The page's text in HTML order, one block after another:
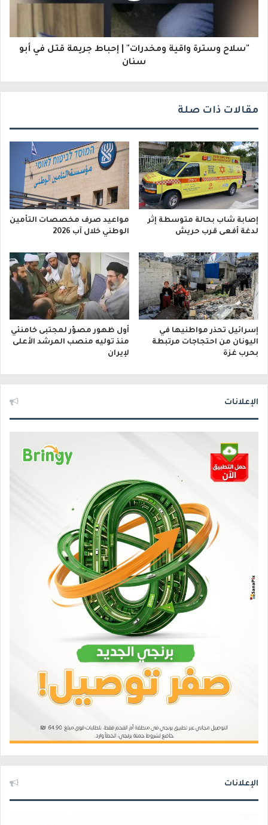
"سلاح وسترة واقية ومخدرات" | إحباط جريمة قتل في أبو
سنان
مقالات ذات صلة
إصابة شاب بحالة متوسطة إثر
لدغة أفعى قرب حريش
مواعيد صرف مخصصات التأمين
الوطني خلال آب 2026
إسرائيل تحذر مواطنيها في
اليونان من احتجاجات مرتبطة
بحرب غزة
أول ظهور مصوّر لمجتبى خامنئي
منذ توليه منصب المرشد الأعلى
لإيران
الإعلانات
الإعلانات